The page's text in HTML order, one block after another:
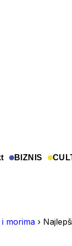
BIZNIS
morima ›